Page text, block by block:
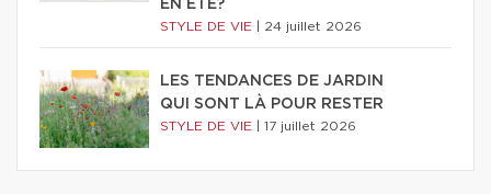
EN ÉTÉ?
STYLE DE VIE 24 juillet 2026
LES TENDANCES DE JARDIN
QUI SONT LÀ POUR RESTER
STYLE DE VIE 17 juillet 2026